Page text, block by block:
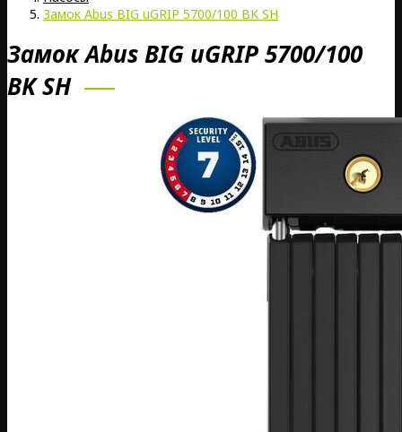
Замок Abus BIG uGRIP 5700/100 BK SH
Замок Abus BIG uGRIP 5700/100
BK SH